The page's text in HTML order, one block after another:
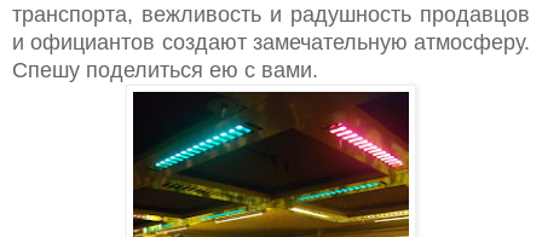
транспорта, вежливость и радушность продавцов
и официантов создают замечательную атмосферу.
Спешу поделиться ею с вами.